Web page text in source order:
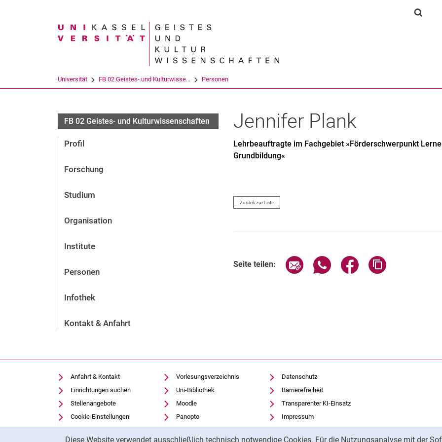
Springe direkt zu: Inhalt
Springe direkt zu: Suche
Springe direkt zu:
Diese Website verwendet ausschließlich technisch notwendige Cookies. Für die Nutzungsanalyse mit der
Suchbegriff
Universität FB 02 Geistes- und Kulturwisse... Personen
FB 02 Geistes- und Kulturwissenschaften
Profil
Forschung
Studium
Organisation
Institute
Personen
Infothek
Kontakt & Anfahrt
Jennifer Plank
Lehrbeauftragte im Fachgebiet »Förderschwerpunkt
Grundbildung«
Zurück zur Liste
Seite teilen: Seite über E-Mail teilen
Seite über WhatsApp teilen
Seite über Facebook
Anfahrt & Kontakt
Einrichtungen suchen
Stellenangebote
Cookie-Einstellungen
Vorlesungsverzeichnis
Uni-Bibliothek
Moodle
Panopto
Datenschutz
Barrierefreiheit
Transparenter KI-Einsatz
Impressum